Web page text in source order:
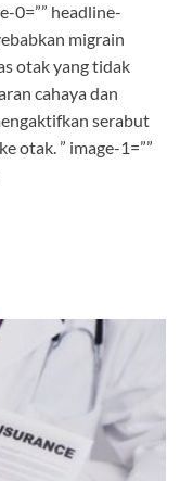
0=”” headline-
migrain
otak yang tidak
cahaya dan
serabut
otak. ” image-1=””